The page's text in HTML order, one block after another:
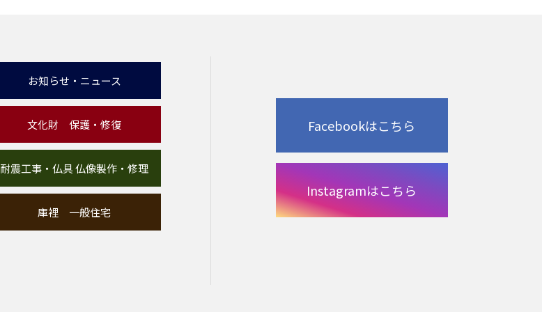
お知らせ・ニュース
文化財 保護・修復
耐震工事・仏具 仏像製作・修理
庫裡 一般住宅
Facebookはこちら
Instagramはこちら